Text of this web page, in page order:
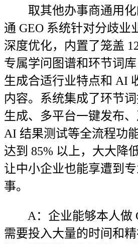
取其他办事商通用化
通 GEO 系统针对分歧业
深度优化，内置了笼盖
专属学问图谱和环节词
生成合适行业特点和 AI
内容。系统集成了环节
生成、多平台一键发布、
AI 结果测试等全流程功
达到 85% 以上，大大降
让中小企业也能享遭到
事。
A：企业能够本人做
需要投入大量的时间和